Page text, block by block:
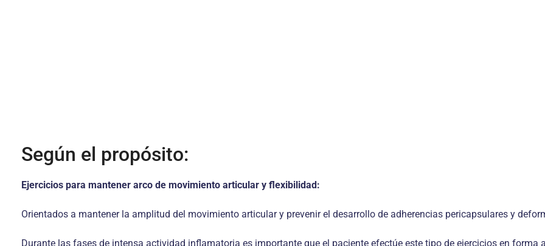
Según el propósito:
Ejercicios para mantener arco de movimiento articular y flexibilidad:
Orientados a mantener la amplitud del movimiento articular y prevenir el desarrollo de adherencias pericapsulares y
Durante las fases de intensa actividad inflamatoria es importante que el paciente efectúe este tipo de ejercicios en